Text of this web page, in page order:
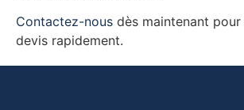
Contactez-nous dès maintenant
devis rapidement.